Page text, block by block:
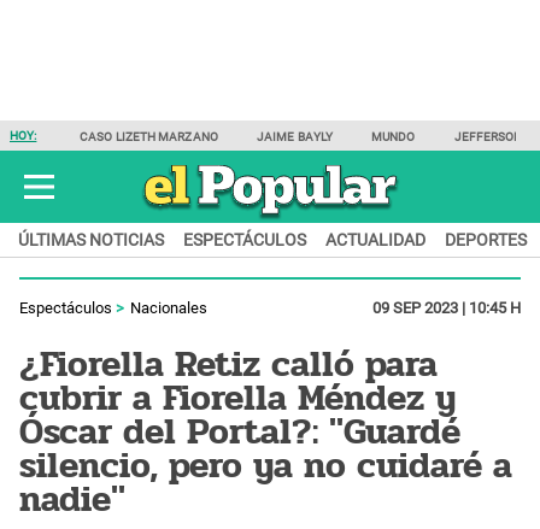
HOY: CASO LIZETH MARZANO JAIME BAYLY MUNDO JEFFERSON
ÚLTIMAS NOTICIAS ESPECTÁCULOS ACTUALIDAD DEPORTES
Espectáculos Nacionales 09 SEP 2023 | 10:45 H
¿Fiorella Retiz calló para
cubrir a Fiorella Méndez y
Óscar del Portal?: "Guardé
silencio, pero ya no cuidaré a
nadie"